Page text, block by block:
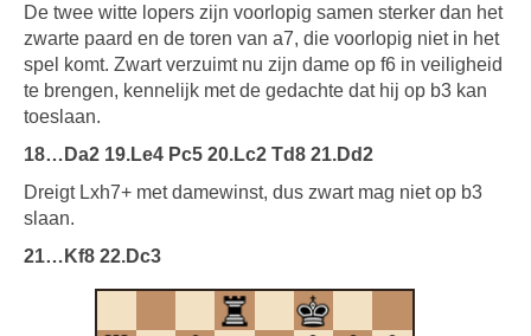
De twee witte lopers zijn voorlopig samen sterker dan het
zwarte paard en de toren van a7, die voorlopig niet in het
spel komt. Zwart verzuimt nu zijn dame op f6 in veiligheid
te brengen, kennelijk met de gedachte dat hij op b3 kan
toeslaan.
18…Da2 19.Le4 Pc5 20.Lc2 Td8 21.Dd2
Dreigt Lxh7+ met damewinst, dus zwart mag niet op b3
slaan.
21…Kf8 22.Dc3